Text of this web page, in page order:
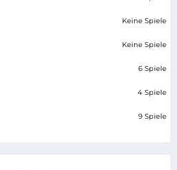
Keine Spiele
Keine Spiele
6 Spiele
4 Spiele
9 Spiele